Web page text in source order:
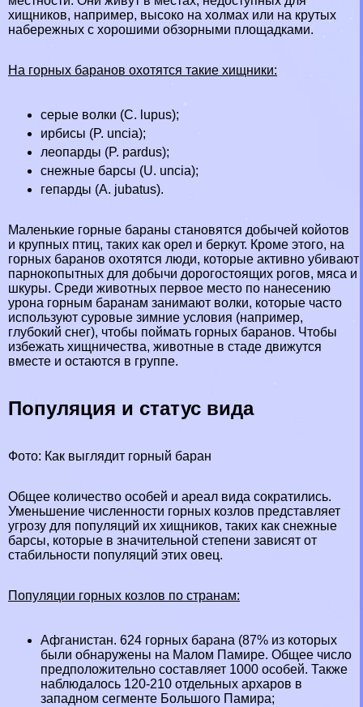
хищников, например, высоко на холмах или на крутых
набережных с хорошими обзорными площадками.
На горных бapaнов охотятся такие хищники:
серые волки (C. lupus);
ирбисы (P. uncia);
леопарды (P. pardus);
снежные барсы (U. uncia);
гепарды (A. jubatus).
Маленькие горные бapaны становятся добычей койотов
и крупных птиц, таких как орел и беркут. Кроме этого, на
горных бapaнов охотятся люди, которые активно убивают
парнокопытных для добычи дорогостоящих рогов, мяса и
шкуры. Среди животных первое место по нанесению
урона горным бapaнам занимают волки, которые часто
используют суровые зимние условия (например,
глубокий снег), чтобы поймать горных бapaнов. Чтобы
избежать хищничества, животные в стаде движутся
вместе и остаются в группе.
Популяция и статус вида
Фото: Как выглядит горный бapaн
Общее количество особей и ареал вида сократились.
Уменьшение численности горных козлов представляет
угрозу для популяций их хищников, таких как снежные
барсы, которые в значительной степени зависят от
стабильности популяций этих овец.
Популяции горных козлов по странам:
Афганистан. 624 горных бapaна (87% из которых
были обнаружены на Малом Памире. Общее число
предположительно составляет 1000 особей. Также
наблюдалось 120-210 отдельных архаров в
западном сегменте Большого Памира;